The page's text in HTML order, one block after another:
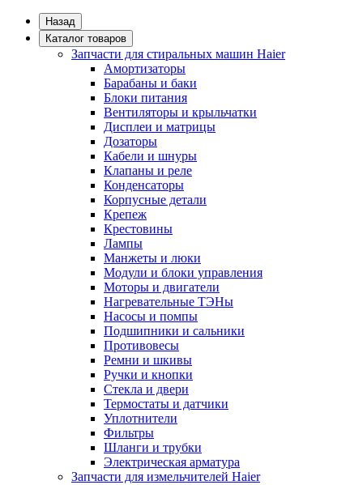
Назад
Каталог товаров
Запчасти для стиральных машин Haier
Амортизаторы
Барабаны и баки
Блоки питания
Вентиляторы и крыльчатки
Дисплеи и матрицы
Дозаторы
Кабели и шнуры
Клапаны и реле
Конденсаторы
Корпусные детали
Крепеж
Крестовины
Лампы
Манжеты и люки
Модули и блоки управления
Моторы и двигатели
Нагревательные ТЭНы
Насосы и помпы
Подшипники и сальники
Противовесы
Ремни и шкивы
Ручки и кнопки
Стекла и двери
Термостаты и датчики
Уплотнители
Фильтры
Шланги и трубки
Электрическая арматура
Запчасти для измельчителей Haier